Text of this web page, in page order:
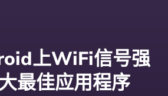
上WiFi信号强
最佳应用程序